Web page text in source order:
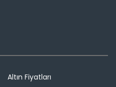
Altın Fiyatları